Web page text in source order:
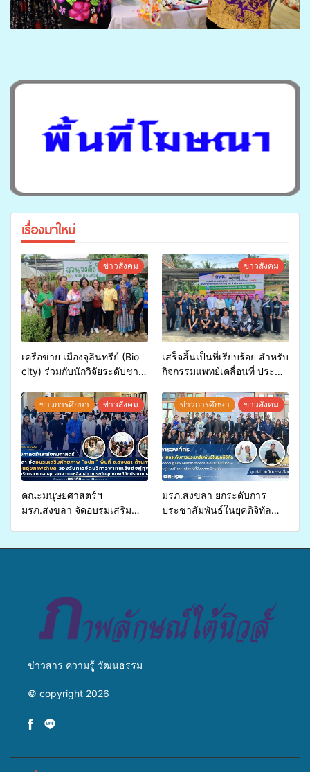
เรื่องมาใหม่
ข่าวสังคม
เครือข่าย เมืองจุลินทรีย์ (Bio
city) ร่วมกับนักวิจัยระดับชาติ
ประโยชน์จากสาหร่ายและ
เห็ดไมคอร์ไรซาสำหรับปลูกไม้
มีค่า-พืชเศรษฐกิจ”
ข่าวสังคม
เสร็จสิ้นเป็นที่เรียบร้อย สำหรับ
กิจกรรมแพทย์เคลื่อนที่ ประจำ
สุขภาพแก่ประชาชนในพื้นที่
อำเภอจะนะ
ข่าวการศึกษา ข่าวสังคม
คณะมนุษยศาสตร์ฯ
มรภ.สงขลา จัดอบรมเสริม
เหลื่อมล้ำ ยกระดับคุณภาพ
ชีวิตประชาชนอย่างยั่งยืน
ข่าวการศึกษา ข่าวสังคม
มรภ.สงขลา ยกระดับการ
ประชาสัมพันธ์ในยุคดิจิทัล
ข่าวสาร ความรู้ วัฒนธรรม
© copyright 2026